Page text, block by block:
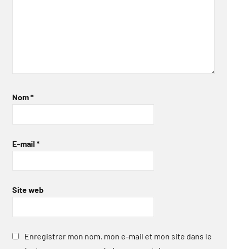
Nom*
E-mail *
Site web
Enregistrer mon nom, mon e-mail et mon site dans le